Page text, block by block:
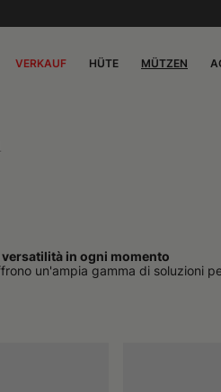
VERKAUF HÜTE MÜTZEN
in ogni momento
un'ampia gamma di soluzioni
dal freddo trova un alleato
completare look urbani,